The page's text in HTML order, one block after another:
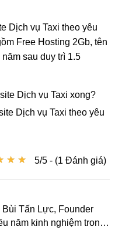
Dịch vụ Taxi theo yêu
Free Hosting 2Gb, tên
sau duy trì 1.5
Dịch vụ Taxi xong?
Dịch vụ Taxi theo yêu
★ ★
★ ★ 5/5 - (1 Đánh giá)
Tấn Lực, Founder
năm kinh nghiệm trong